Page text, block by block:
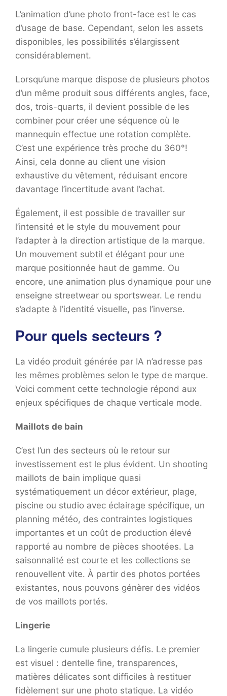
L’animation d’une photo front-face est le cas
d’usage de base. Cependant, selon les assets
disponibles, les possibilités s’élargissent
considérablement.
Lorsqu’une marque dispose de plusieurs photos
d’un même produit sous différents angles, face,
dos, trois-quarts, il devient possible de les
combiner pour créer une séquence où le
mannequin effectue une rotation complète.
C’est une expérience très proche du 360°!
Ainsi, cela donne au client une vision
exhaustive du vêtement, réduisant encore
davantage l’incertitude avant l’achat.
Également, il est possible de travailler sur
l’intensité et le style du mouvement pour
l’adapter à la direction artistique de la marque.
Un mouvement subtil et élégant pour une
marque positionnée haut de gamme. Ou
encore, une animation plus dynamique pour une
enseigne streetwear ou sportswear. Le rendu
s’adapte à l’identité visuelle, pas l’inverse.
Pour quels secteurs ?
La vidéo produit générée par IA n’adresse pas
les mêmes problèmes selon le type de marque.
Voici comment cette technologie répond aux
enjeux spécifiques de chaque verticale mode.
Maillots de bain
C’est l’un des secteurs où le retour sur
investissement est le plus évident. Un shooting
maillots de bain implique quasi
systématiquement un décor extérieur, plage,
piscine ou studio avec éclairage spécifique, un
planning météo, des contraintes logistiques
importantes et un coût de production élevé
rapporté au nombre de pièces shootées. La
saisonnalité est courte et les collections se
renouvellent vite. À partir des photos portées
existantes, nous pouvons génèrer des vidéos
de vos maillots portés.
Lingerie
La lingerie cumule plusieurs défis. Le premier
est visuel : dentelle fine, transparences,
matières délicates sont difficiles à restituer
fidèlement sur une photo statique. La vidéo